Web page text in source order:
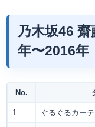
乃木坂46
年〜2016年
No.
1 ぐるぐるカー